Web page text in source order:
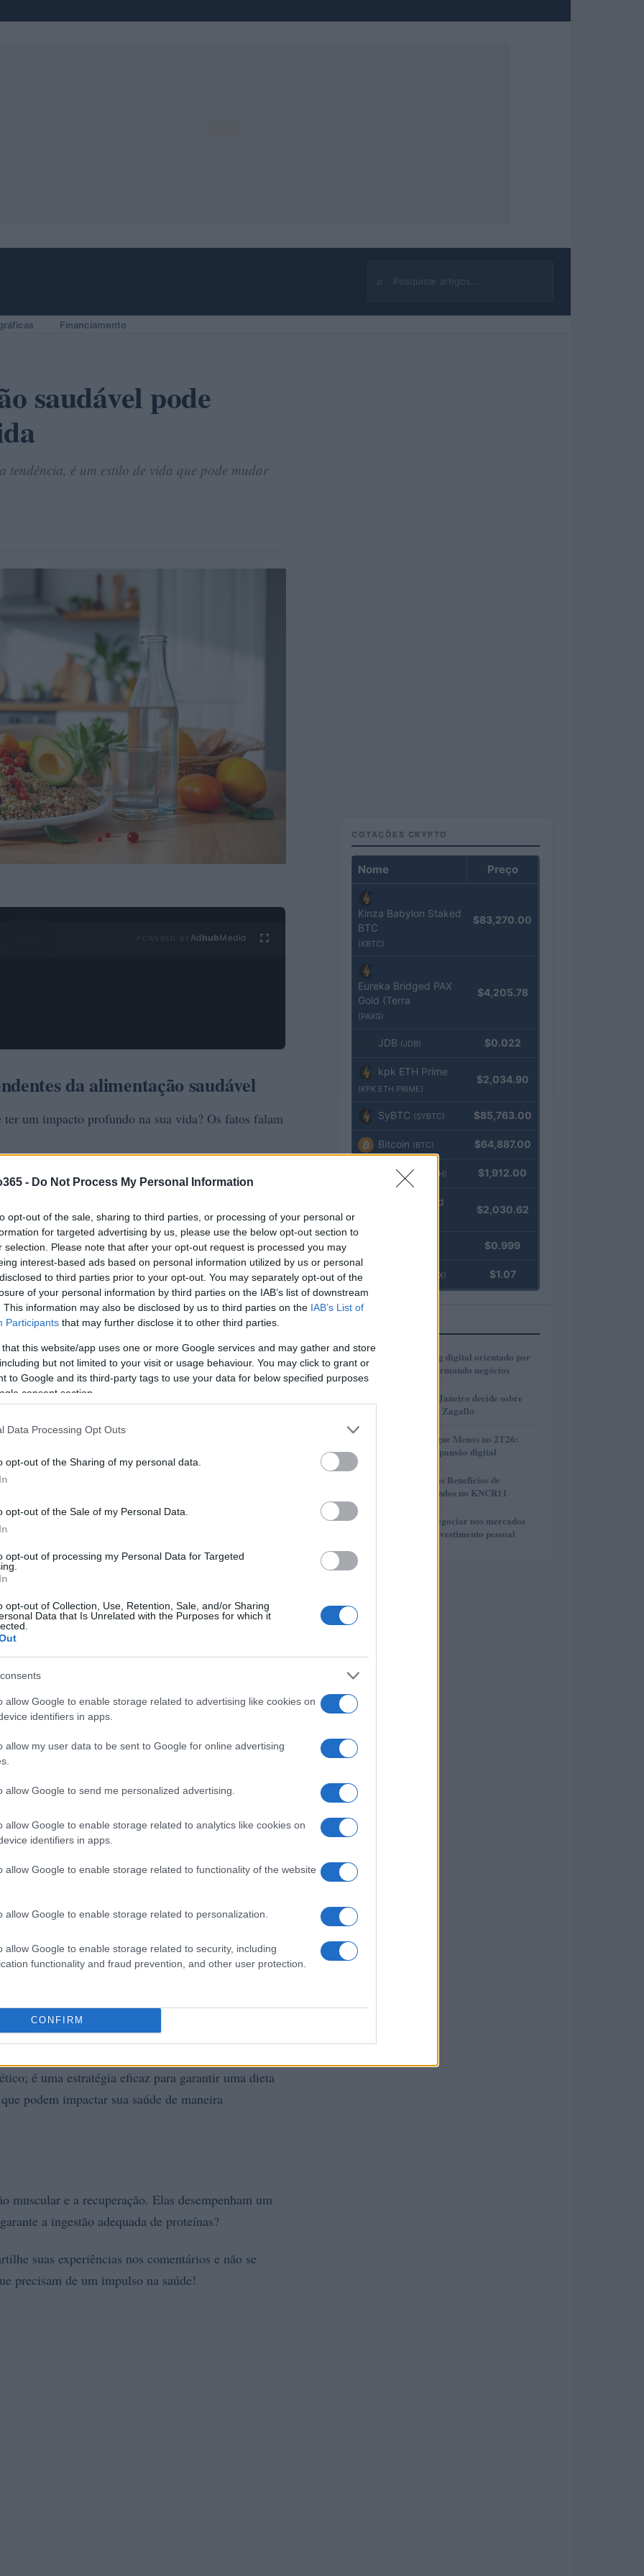
- Do Not Process My Personal Information
opt-out of the sale, sharing to third parties, or processing of your personal or
for targeted advertising by us, please use the below opt-out section to
selection. Please note that after your opt-out request is processed you may
interest-based ads based on personal information utilized by us or personal
to third parties prior to your opt-out. You may separately opt-out of the
of your personal information by third parties on the IAB’s list of downstream
This information may also be disclosed by us to third parties on the IAB’s List of
Participants that may further disclose it to other third parties.
that this website/app uses one or more Google services and may gather and store
but not limited to your visit or usage behaviour. You may click to grant or
to Google and its third-party tags to use your data for below specified purposes
consent section.
Data Processing Opt Outs
opt-out of the Sharing of my personal data.
opt-out of the Sale of my Personal Data.
opt-out of processing my Personal Data for Targeted
opt-out of Collection, Use, Retention, Sale, and/or Sharing
Data that Is Unrelated with the Purposes for which it
allow Google to enable storage related to advertising like cookies on
identifiers in apps.
allow my user data to be sent to Google for online advertising
allow Google to send me personalized advertising.
allow Google to enable storage related to analytics like cookies on
identifiers in apps.
allow Google to enable storage related to functionality of the website
allow Google to enable storage related to personalization.
allow Google to enable storage related to security, including
functionality and fraud prevention, and other user protection.
CONFIRM
⌕
Buscar
Financiamento
saudável pode
tendência, é um estilo de vida que pode mudar
Ad hubMedia
da alimentação saudável
ter um impacto profundo na sua vida? Os fatos falam
dieta. Eles são repletos de nutrientes essenciais e
no seu prato é uma escolha inteligente!
sua pele, aumenta a energia e auxilia na digestão. E
consome pode influenciar seu bem-estar geral?
apenas para o intestino, mas também ajuda a
diferentes de fibras que podem ser incorporadas na
é uma estratégia eficaz para garantir uma dieta
podem impactar sua saúde de maneira
muscular e a recuperação. Elas desempenham um
a ingestão adequada de proteínas?
suas experiências nos comentários e não se
precisam de um impulso na saúde!
COTAÇÕES CRYPTO
Nome Preço
Kinza Babylon Staked
BTC
(KBTC)
$83,270.00
Eureka Bridged PAX
Gold (Terra
(PAXG)
$4,205.78
JDB (JDB) $0.022
kpk ETH Prime
(KPK ETH PRIME)
$2,034.90
SyBTC (SYBTC) $85,763.00
Bitcoin (BTC) $64,887.00
Ethereum (ETH) $1,912.00
kpk ETH Yield
$2,030.62
$0.999
(USDEX) $1.07
1
Como o marketing digital orientado por
dados está transformando negócios
2
Justiça do Rio de Janeiro decide sobre
divisão de bens de Zagallo
3
Resultados da Pague Menos no 2T26:
lucro, receita e expansão digital
Compreendendo os Benefícios de
Reinvestir Dividendos no KNCR11
5
Descubra como negociar nos mercados
financeiros sem investimento pessoal